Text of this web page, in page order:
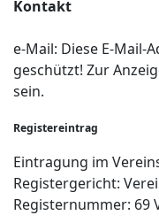
Kontakt
e-Mail: Diese E-Mail-
geschützt! Zur
sein.
Registereintrag
Eintragung im
Registergericht:
Registernummer: 69